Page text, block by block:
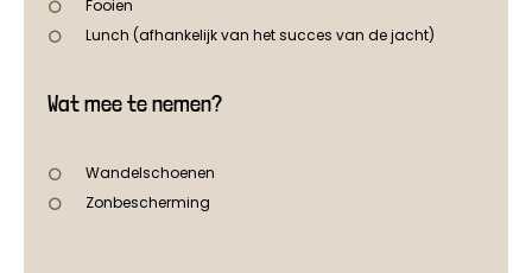
Fooien
Lunch (afhankelijk van het succes van de jacht)
Wat mee te nemen?
Wandelschoenen
Zonbescherming